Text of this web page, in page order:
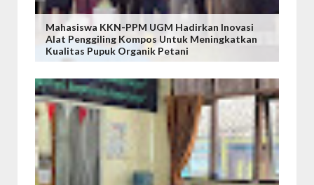
Mahasiswa KKN-PPM UGM Hadirkan Inovasi
Alat Penggiling Kompos Untuk Meningkatkan
Kualitas Pupuk Organik Petani